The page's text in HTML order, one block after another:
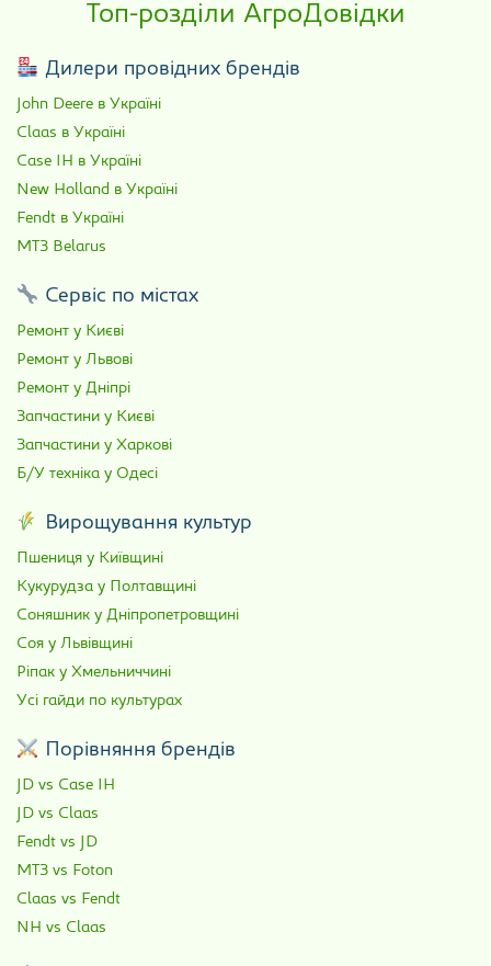
Топ-розділи АгроДовідки
Дилери провідних брендів
John Deere в Україні
Claas в Україні
Case IH в Україні
New Holland в Україні
Fendt в Україні
МТЗ Belarus
Сервіс по містах
Ремонт у Києві
Ремонт у Львові
Ремонт у Дніпрі
Запчастини у Києві
Запчастини у Харкові
Б/У техніка у Одесі
Вирощування культур
Пшениця у Київщині
Кукурудза у Полтавщині
Соняшник у Дніпропетровщині
Соя у Львівщині
Ріпак у Хмельниччині
Усі гайди по культурах
Порівняння брендів
JD vs Case IH
JD vs Claas
Fendt vs JD
МТЗ vs Foton
Claas vs Fendt
NH vs Claas